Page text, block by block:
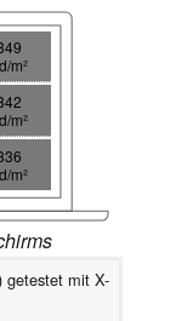
m²
m²
m²
getestet mit X-